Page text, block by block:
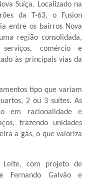
Suíça. Localizado na
da T-63, o Fusion
entre os bairros Nova
região consolidada,
comércio e
às principais vias da
tipo que variam
2 ou 3 suítes. As
em racionalidade e
trazendo unidades
a gás, o que valoriza
Leite, com projeto de
Fernando Galvão e